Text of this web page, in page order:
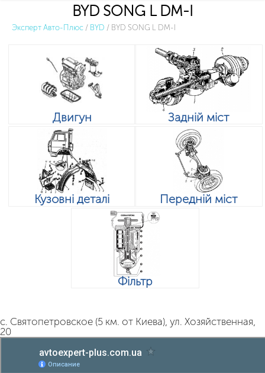
BYD SONG L DM-I
Эксперт Авто-Плюс / BYD / BYD SONG L DM-I
Двигун Задній міст
Кузовні деталі Передній міст
Фільтр
с. Святопетровское (5 км. от Киева), ул. Хозяйственная,
20